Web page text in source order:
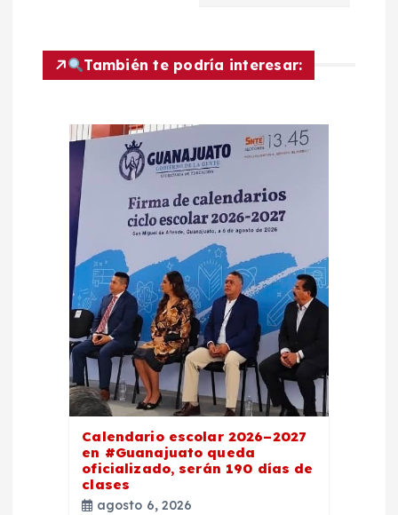
a
También te podría interesar:
Calendario escolar 2026–2027
en #Guanajuato queda
oficializado, serán 190 días de
clases
agosto 6, 2026